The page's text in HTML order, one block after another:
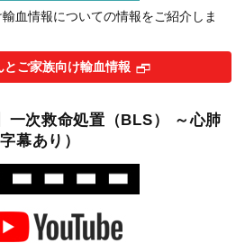
血情報についての情報をご紹介しま
とご家族向け輸血情報
一次救命処置（BLS） ～心肺
幕あり）